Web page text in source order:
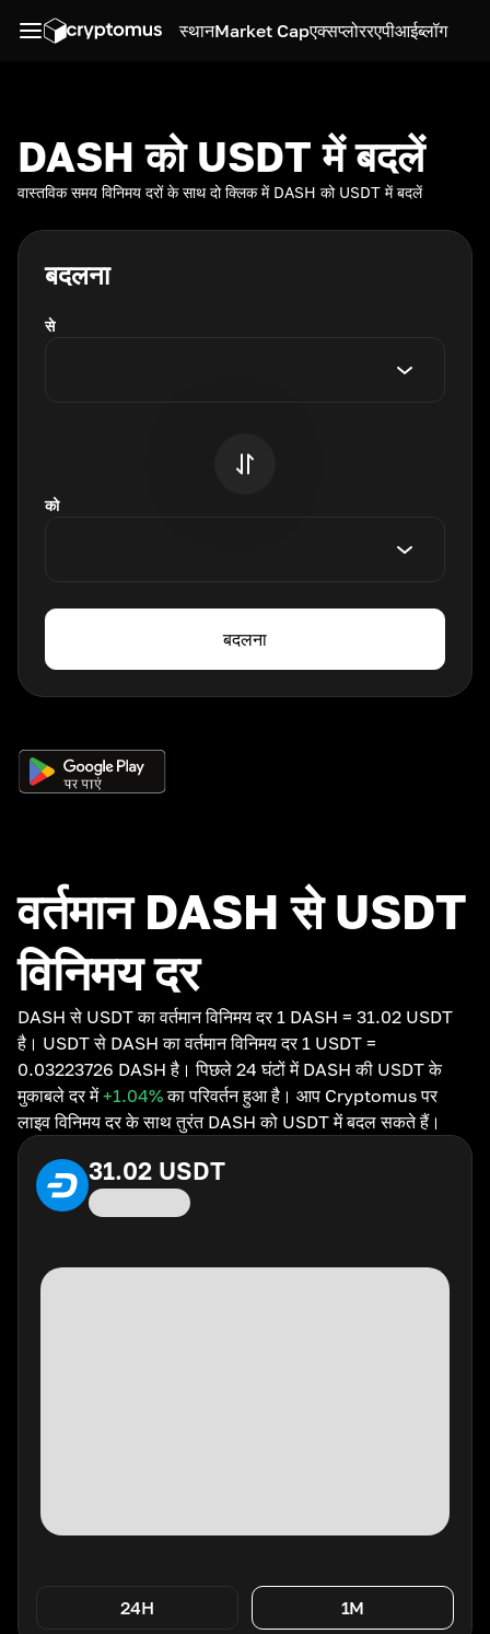
स्थानMarket Capएक्सप्लोररएपीआईब्लॉग
DASH को USDT में बदलें
वास्तविक समय विनिमय दरों के साथ दो क्लिक में DASH को USDT में बदलें
बदलना
से
को
बदलना
वर्तमान DASH से USDT
विनिमय दर
DASH से USDT का वर्तमान विनिमय दर 1 DASH = 31.02 USDT
है। USDT से DASH का वर्तमान विनिमय दर 1 USDT =
0.03223726 DASH है। पिछले 24 घंटों में DASH की USDT के
मुकाबले दर में+1.04%का परिवर्तन हुआ है। आप Cryptomus पर
लाइव विनिमय दर के साथ तुरंत DASH को USDT में बदल सकते हैं।
31.02 USDT
24H 1M